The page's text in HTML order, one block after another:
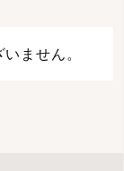
ません。